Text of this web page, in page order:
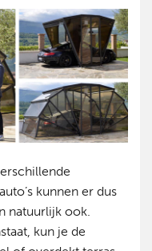
kunnen er dus
natuurlijk ook.
kun je de